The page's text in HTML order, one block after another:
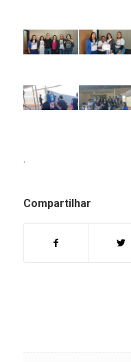
.
Compartilhar